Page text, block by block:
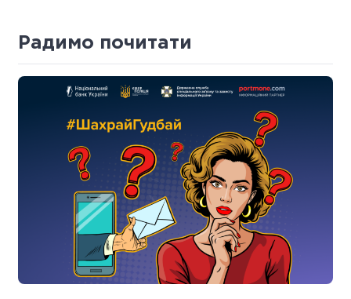
Радимо почитати